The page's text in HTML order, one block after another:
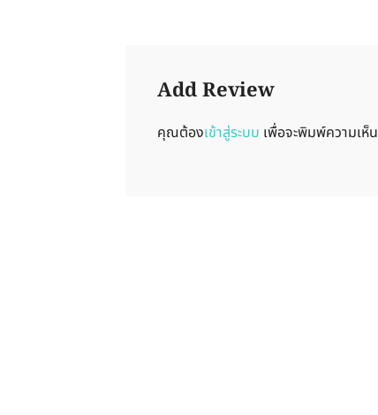
Add Review
คุณต้องเข้าสู่ระบบ เพื่อจะพิมพ์ความเห็น